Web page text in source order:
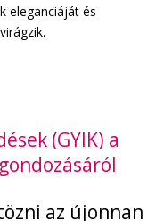
eleganciáját és
(GYIK) a
az újonnan